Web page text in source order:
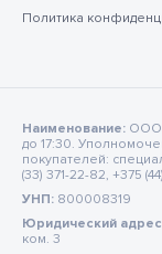
Политика
Наименование: ООО
до 17:30.
покупателей:
(33) 371-22-82, +375
УНП: 800008319
Юридический
ком. 3